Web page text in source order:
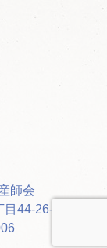
師会
44-26-8